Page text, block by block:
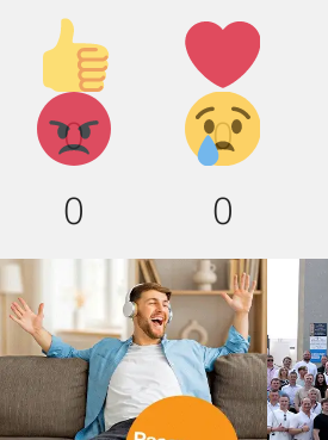
Палец
вверх!
0
Лайк!
0
Агрессия!
0
Грусть
:(
0